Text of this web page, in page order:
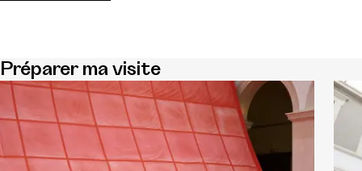
Préparer ma visite